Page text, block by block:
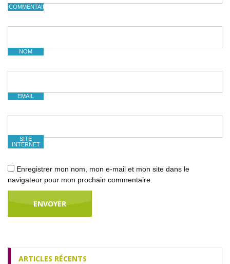
COMMENTAIRE
NOM
EMAIL
SITE
INTERNET
Enregistrer mon nom, mon e-mail et mon site dans le
navigateur pour mon prochain commentaire.
ARTICLES RÉCENTS